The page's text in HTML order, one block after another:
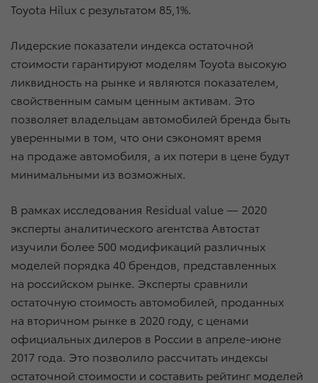
Toyota Hilux с результатом 85,1%.
Лидерские показатели индекса остаточной
стоимости гарантируют моделям Toyota высокую
ликвидность на рынке и являются показателем,
свойственным самым ценным активам. Это
позволяет владельцам автомобилей бренда быть
уверенными в том, что они сэкономят время
на продаже автомобиля, а их потери в цене будут
минимальными из возможных.
В рамках исследования Residual value — 2020
эксперты аналитического агентства Автостат
изучили более 500 модификаций различных
моделей порядка 40 брендов, представленных
на российском рынке. Эксперты сравнили
остаточную стоимость автомобилей, проданных
на вторичном рынке в 2020 году, с ценами
официальных дилеров в России в апреле-июне
2017 года. Это позволило рассчитать индексы
остаточной стоимости и составить рейтинг моделей